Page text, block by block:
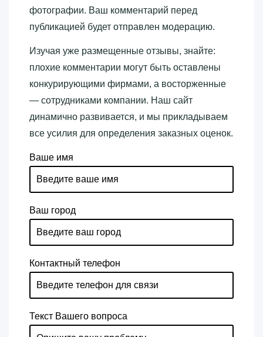
фотографии. Ваш комментарий перед
публикацией будет отправлен модерацию.
Изучая уже размещенные отзывы, знайте:
плохие комментарии могут быть оставлены
конкурирующими фирмами, а восторженные
— сотрудниками компании. Наш сайт
динамично развивается, и мы прикладываем
все усилия для определения заказных оценок.
Ваше имя
Ваш город
Контактный телефон
Текст Вашего вопроса